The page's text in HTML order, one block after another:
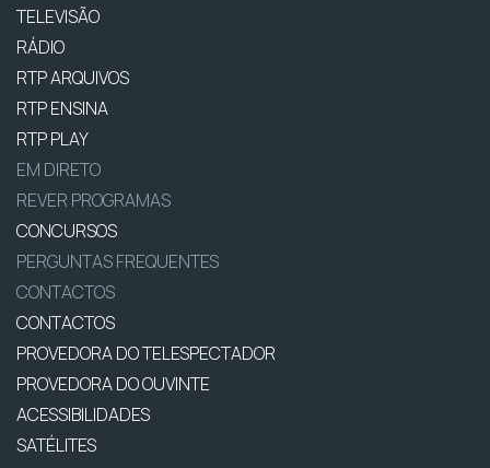
TELEVISÃO
RÁDIO
RTP ARQUIVOS
RTP ENSINA
RTP PLAY
EM DIRETO
REVER PROGRAMAS
CONCURSOS
PERGUNTAS FREQUENTES
CONTACTOS
CONTACTOS
PROVEDORA DO TELESPECTADOR
PROVEDORA DO OUVINTE
ACESSIBILIDADES
SATÉLITES